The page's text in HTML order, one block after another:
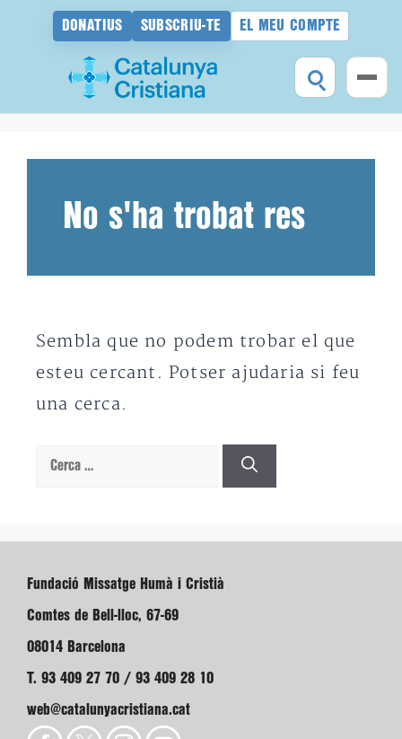
DONATIUS SUBSCRIU-TE EL MEU COMPTE
No s'ha trobat res
Sembla que no podem trobar el que
esteu cercant. Potser ajudaria si feu
una cerca.
Cerca:
Fundació Missatge Humà i Cristià
Comtes de Bell-lloc, 67-69
08014 Barcelona
T. 93 409 27 70 / 93 409 28 10
web@catalunyacristiana.cat